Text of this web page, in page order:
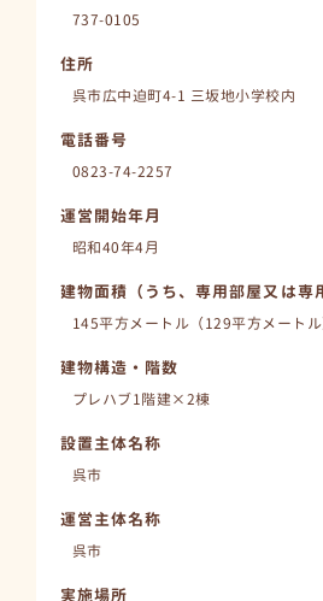
737-0105
住所
呉市広中迫町4-1 三坂地小学校内
電話番号
0823-74-2257
運営開始年月
昭和40年4月
建物面積（うち、専用部屋又は専
145平方メートル（129平方メートル
建物構造・階数
プレハブ1階建×2棟
設置主体名称
呉市
運営主体名称
呉市
実施場所